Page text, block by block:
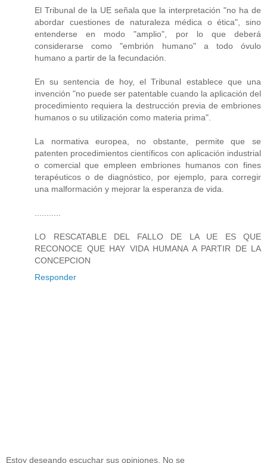
El Tribunal de la UE señala que la interpretación "no ha de
abordar cuestiones de naturaleza médica o ética", sino
entenderse en modo "amplio", por lo que deberá
considerarse como "embrión humano" a todo óvulo
humano a partir de la fecundación.
En su sentencia de hoy, el Tribunal establece que una
invención "no puede ser patentable cuando la aplicación del
procedimiento requiera la destrucción previa de embriones
humanos o su utilización como materia prima".
La normativa europea, no obstante, permite que se
patenten procedimientos científicos con aplicación industrial
o comercial que empleen embriones humanos con fines
terapéuticos o de diagnóstico, por ejemplo, para corregir
una malformación y mejorar la esperanza de vida.
LO RESCATABLE DEL FALLO DE LA UE ES QUE
RECONOCE QUE HAY VIDA HUMANA A PARTIR DE LA
CONCEPCION
Responder
Estoy deseando escuchar sus opiniones. No se